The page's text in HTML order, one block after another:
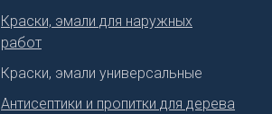
Краски, эмали для наружных
работ
Краски, эмали универсальные
Антисептики и пропитки для дерева